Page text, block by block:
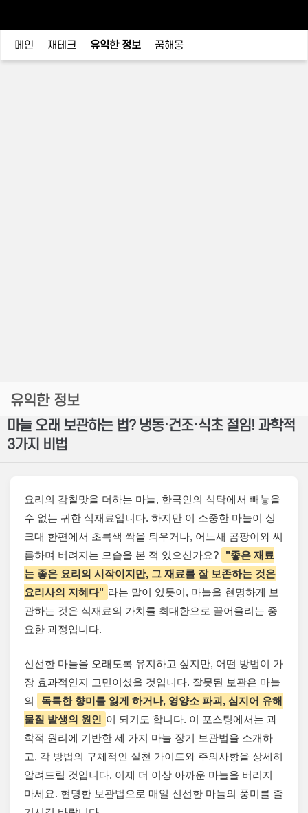
메인 재테크 유익한 정보 꿈해몽
유익한 정보
마늘 오래 보관하는 법? 냉동·건조·식초 절임! 과학적
3가지 비법
요리의 감칠맛을 더하는 마늘, 한국인의 식탁에서 빼놓을
수 없는 귀한 식재료입니다. 하지만 이 소중한 마늘이 싱
크대 한편에서 초록색 싹을 틔우거나, 어느새 곰팡이와 씨
름하며 버려지는 모습을 본 적 있으신가요?
"좋은 재료
는 좋은 요리의 시작이지만, 그 재료를 잘 보존하는 것은
요리사의 지혜다" 라는 말이 있듯이, 마늘을 현명하게 보
관하는 것은 식재료의 가치를 최대한으로 끌어올리는 중
요한 과정입니다.
신선한 마늘을 오래도록 유지하고 싶지만, 어떤 방법이 가
장 효과적인지 고민이셨을 것입니다. 잘못된 보관은 마늘
의
독특한 향미를 잃게 하거나, 영양소 파괴, 심지어 유해
물질 발생의 원인 이 되기도 합니다. 이 포스팅에서는 과
학적 원리에 기반한 세 가지 마늘 장기 보관법을 소개하
고, 각 방법의 구체적인 실천 가이드와 주의사항을 상세히
알려드릴 것입니다. 이제 더 이상 아까운 마늘을 버리지
마세요. 현명한 보관법으로 매일 신선한 마늘의 풍미를 즐